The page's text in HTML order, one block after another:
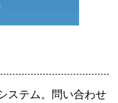
ステム。 問い合わせ